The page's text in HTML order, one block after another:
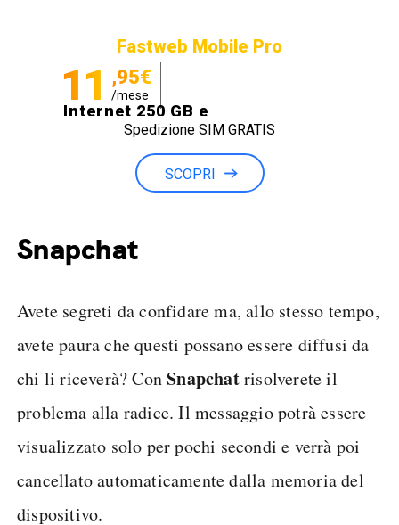
Fastweb Mobile Pro
11 ,95€
/mese
Internet 250 GB e
Minuti illimitati
Spedizione SIM GRATIS
SCOPRI
Snapchat
Avete segreti da confidare ma, allo stesso tempo,
avete paura che questi possano essere diffusi da
chi li riceverà? ConSnapchatrisolverete il
problema alla radice. Il messaggio potrà essere
visualizzato solo per pochi secondi e verrà poi
cancellato automaticamente dalla memoria del
dispositivo.